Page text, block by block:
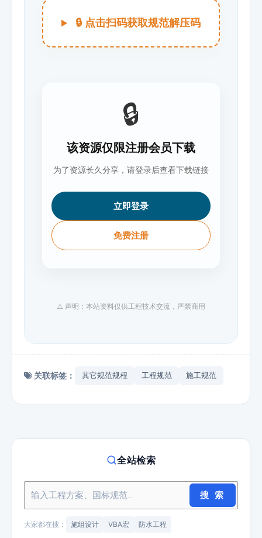
🔒 点击扫码获取规范解压码
🔒
该资源仅限注册会员下载
为了资源长久分享，请登录后查看下载链接
立即登录
免费注册
⚠️ 声明：本站资料仅供工程技术交流，严禁商用
关联标签： 其它规范规程 工程规范 施工规范
全站检索
搜 索
大家都在搜： 施组设计 VBA宏 防水工程